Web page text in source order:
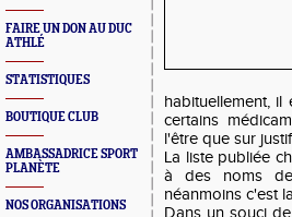
FAIRE UN DON AU DUC
ATHLÉ
STATISTIQUES
BOUTIQUE CLUB
AMBASSADRICE SPORT
PLANÈTE
NOS ORGANISATIONS
habituellement,
certains
l'être que sur
La liste publiée
à des noms de
néanmoins c'est
Dans un souci